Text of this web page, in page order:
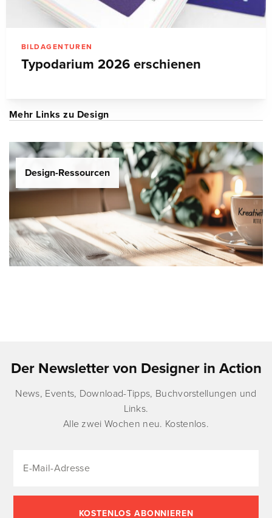
BILDAGENTUREN
Typodarium 2026 erschienen
Mehr Links zu Design
Design-Ressourcen
Der Newsletter von Designer in Action
News, Events, Download-Tipps, Buchvorstellungen und
Links.
Alle zwei Wochen neu. Kostenlos.